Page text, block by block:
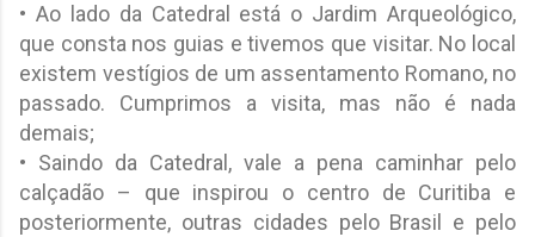
• Ao lado da Catedral está o Jardim Arqueológico,
que consta nos guias e tivemos que visitar. No local
existem vestígios de um assentamento Romano, no
passado. Cumprimos a visita, mas não é nada
demais;
• Saindo da Catedral, vale a pena caminhar pelo
calçadão – que inspirou o centro de Curitiba e
posteriormente, outras cidades pelo Brasil e pelo